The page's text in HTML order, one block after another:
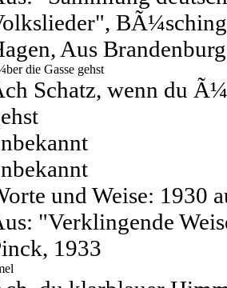
Aus
die Gasse gehst
Schatz, wenn du
und Weise: 1930
"Verklingende
1933